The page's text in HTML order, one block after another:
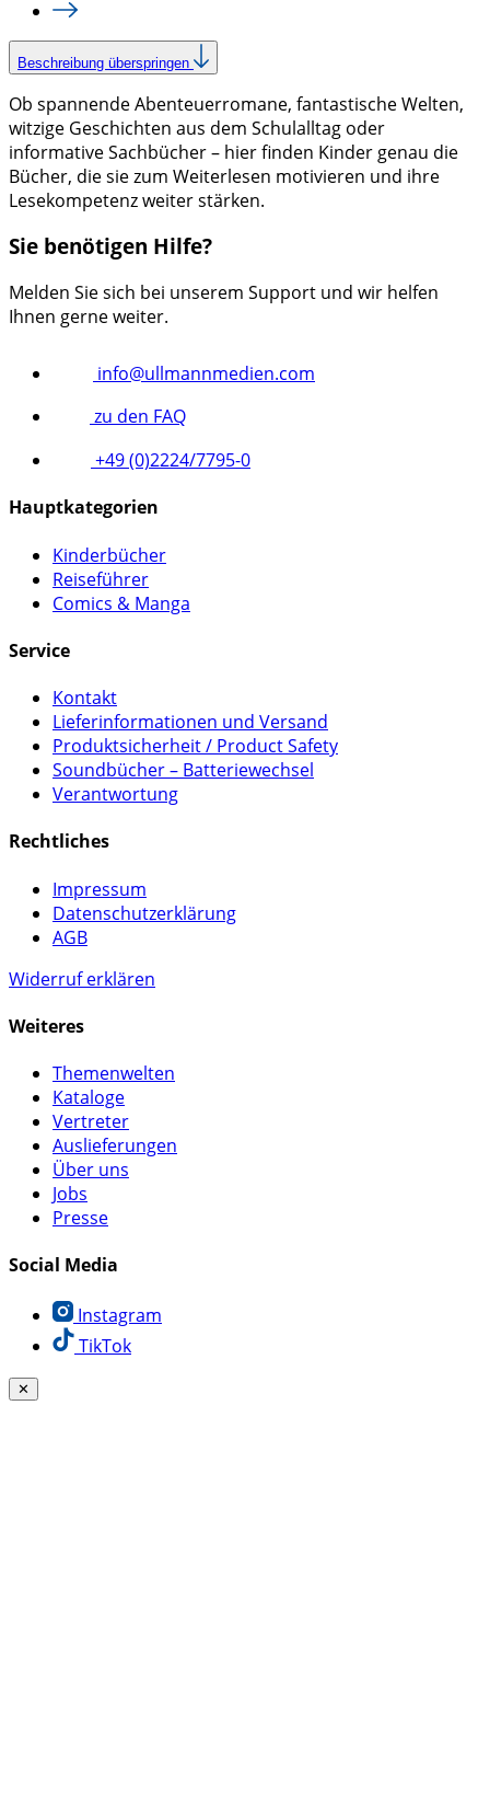
Beschreibung überspringen
Ob spannende Abenteuerromane, fantastische Welten,
witzige Geschichten aus dem Schulalltag oder
informative Sachbücher – hier finden Kinder genau die
Bücher, die sie zum Weiterlesen motivieren und ihre
Lesekompetenz weiter stärken.
Sie benötigen Hilfe?
Melden Sie sich bei unserem Support und wir helfen
Ihnen gerne weiter.
info@ullmannmedien.com
zu den FAQ
+49 (0)2224/7795-0
Hauptkategorien
Kinderbücher
Reiseführer
Comics & Manga
Service
Kontakt
Lieferinformationen und Versand
Produktsicherheit / Product Safety
Soundbücher – Batteriewechsel
Verantwortung
Rechtliches
Impressum
Datenschutzerklärung
AGB
Widerruf erklären
Weiteres
Themenwelten
Kataloge
Vertreter
Auslieferungen
Über uns
Jobs
Presse
Social Media
Instagram
TikTok
✕